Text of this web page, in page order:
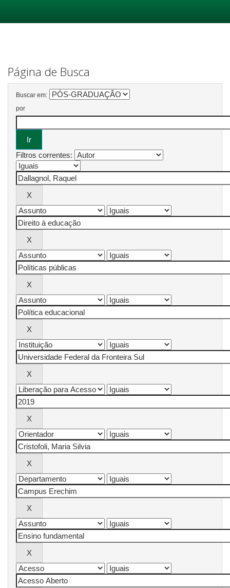
Página de Busca
Buscar em:
por
Filtros correntes: